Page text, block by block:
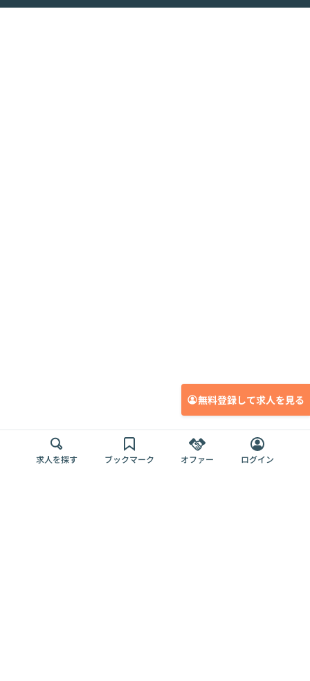
いう方にこそ参加いただきたいイベントで
無料登録して求人を見る
求人を探す ブックマーク オファー ログイン